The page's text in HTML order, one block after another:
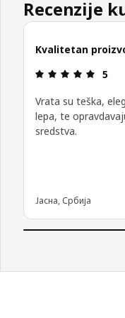
Recenzije
Preskoči recenzije
Kvalitetan
5
Vrata su teška,
lepa, te
sredstva.
Јасна, Србија